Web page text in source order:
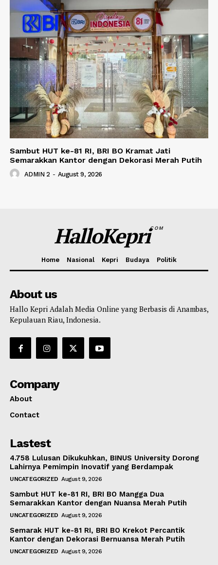
Sambut HUT ke-81 RI, BRI BO Kramat Jati
Semarakkan Kantor dengan Dekorasi Merah Putih
ADMIN 2 - August 9, 2026
HalloKepriCOM
Home Nasional Kepri Budaya Politik
About us
Hallo Kepri Adalah Media Online yang Berbasis di Anambas,
Kepulauan Riau, Indonesia.
Company
About
Contact
Lastest
4.758 Lulusan Dikukuhkan, BINUS University Dorong
Lahirnya Pemimpin Inovatif yang Berdampak
UNCATEGORIZED August 9, 2026
Sambut HUT ke-81 RI, BRI BO Mangga Dua
Semarakkan Kantor dengan Nuansa Merah Putih
UNCATEGORIZED August 9, 2026
Semarak HUT ke-81 RI, BRI BO Krekot Percantik
Kantor dengan Dekorasi Bernuansa Merah Putih
UNCATEGORIZED August 9, 2026